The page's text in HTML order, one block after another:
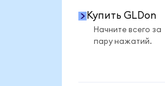
Купить GLDon
Начните всего за
пару нажатий.